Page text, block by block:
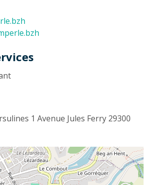
1 Avenue Jules Ferry 29300